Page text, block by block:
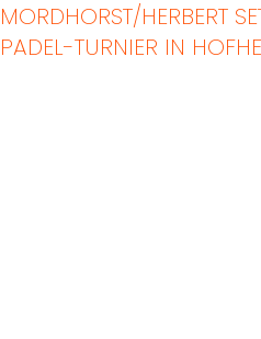
MORDHORST/HERBERT
PADEL-TURNIER IN